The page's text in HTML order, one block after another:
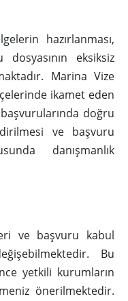
hazırlanması,
eksiksiz
Marina Vize
ikamet eden
doğru
ve başvuru
danışmanlık
ve başvuru kabul
Bu
yetkili kurumların
önerilmektedir.